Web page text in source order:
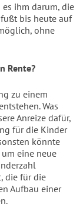
ihm darum, die
bis heute auf
ohne
Rente?
zu einem
Was
Anreize dafür,
für die Kinder
könnte
eine neue
die für die
Aufbau einer